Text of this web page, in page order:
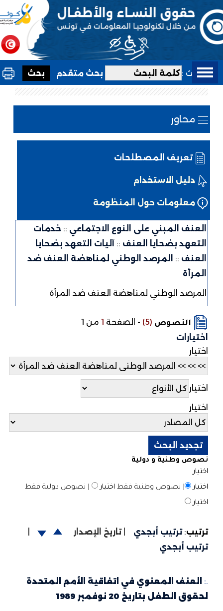
بحث : بحث متقدم
محاور
تعريف المصطلحات
دليل الاستخدام
معلومات حول المنظومة
العنف المبني على النوع الاجتماعي :: خدمات
التعهد بضحايا العنف :: آليات التعهد بضحايا
العنف :: المرصد الوطني لمناهضة العنف ضد
المرأة
المرصد الوطني لمناهضة العنف ضد المرأة
النصوص (5)
-الصفحة1من 1
اختيارات
اختيار
اختيار
اختيار
نصوص وطنية و دولية
اختيار
اختيار
| نصوص وطنية فقط اختيار | نصوص دولية فقط
اختيار
ترتيب: ترتيب أبجدي | تاريخ الإصدار
|
ترتيب أبجدي
العنف المعنوي في اتفاقية الأمم المتحدة
لحقوق الطفل بتاريخ 20 نوفمبر 1989